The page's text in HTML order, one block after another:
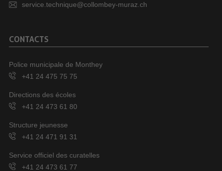
service.technique@collombey-muraz.ch
CONTACTS
Police municipale de Monthey
+41 24 475 75 75
Directions des écoles
+41 24 473 61 80
Structure jeunesse
+41 24 471 91 31
Service officiel des curatelles
+41 24 473 61 77